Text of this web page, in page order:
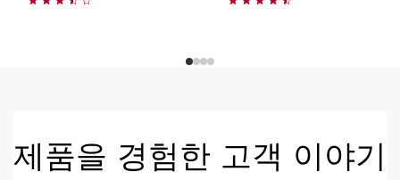
제품을 경험한 고객 이야기